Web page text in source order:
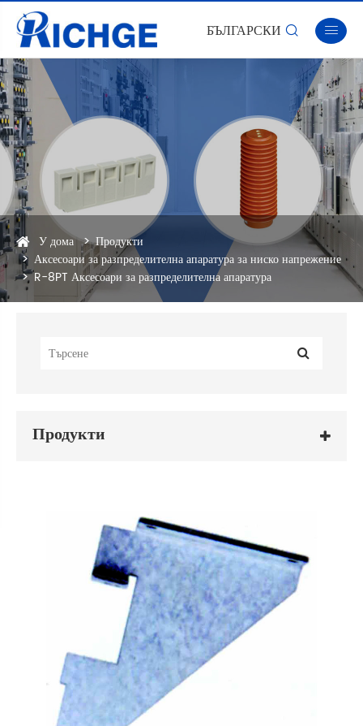
БЪЛГАРСКИ  
У дома
Продукти
Аксесоари за разпределителна апаратура за ниско напрежение
R-8PT Аксесоари за разпределителна апаратура
Продукти